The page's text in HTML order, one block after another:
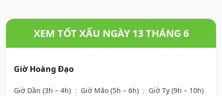
XEM TỐT XẤU NGÀY 13 THÁNG 6
Giờ Hoàng Đạo
Giờ Dần (3h – 4h) ; Giờ Mão (5h – 6h) ; Giờ Tỵ (9h – 10h)